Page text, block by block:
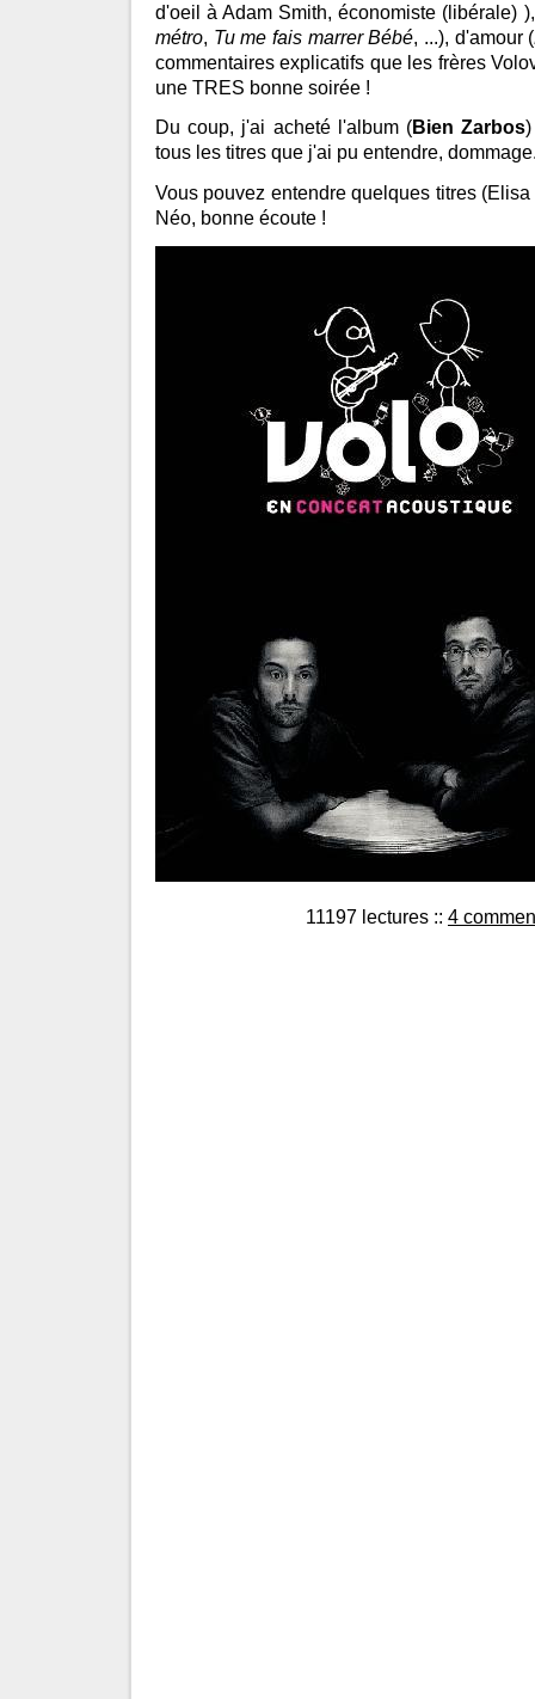
d'oeil à Adam Smith, économiste (libérale)
métro, Tu me fais marrer Bébé, ...), d'amour (
commentaires explicatifs que les frères
une TRES bonne soirée !
Du coup, j'ai acheté l'album (Bien Zarbos
tous les titres que j'ai pu entendre,
Vous pouvez entendre quelques titres
Néo, bonne écoute !
11197 lectures :: 4